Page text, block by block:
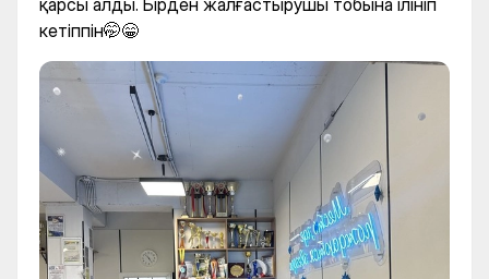
қарсы алды. Бірден жалғастырушы тобына ілініп
кетіппін🤭😁